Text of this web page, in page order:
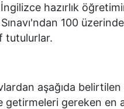
hazırlık
100
tutulurlar.
aşağıda
getirmeleri gereken en